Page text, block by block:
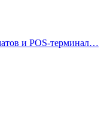
и POS-терминал…